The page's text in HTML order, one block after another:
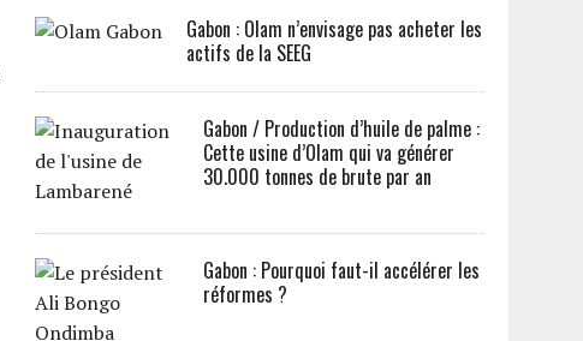
Gabon : Olam n’envisage pas acheter les
actifs de la SEEG
Gabon / Production d’huile de palme :
Cette usine d’Olam qui va générer
30.000 tonnes de brute par an
Gabon : Pourquoi faut-il accélérer les
réformes ?